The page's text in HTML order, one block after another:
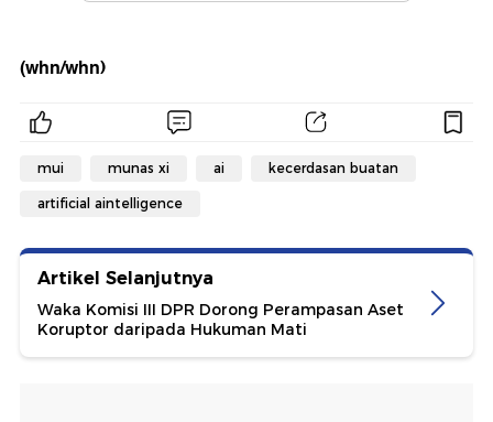
(whn/whn)
mui munas xi ai kecerdasan buatan
artificial aintelligence
Artikel Selanjutnya
Waka Komisi III DPR Dorong Perampasan Aset
Koruptor daripada Hukuman Mati